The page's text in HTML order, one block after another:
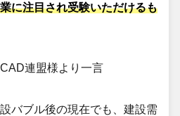
に注目され受験いただけるも
連盟様より一言
バブル後の現在でも、建設需